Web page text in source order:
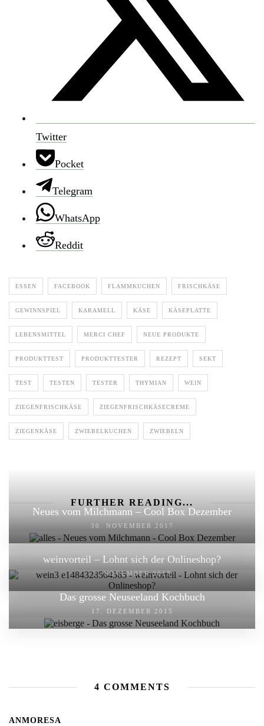
Twitter
Pocket
Telegram
WhatsApp
Reddit
ESSEN FACEBOOK FLAMMKUCHEN FRISCHKÄSE
GEWINNSPIEL KARAMELL KÄSE KÄSEPLATTE
LEBENSMITTEL MERCI CHEF NEUE PRODUKTE
PRODUKTTEST PRODUKTTESTER REZEPT SEKT
TEST TESTEN TESTER THYMIAN WEIN
ZIEGENFRISCHKÄSE ZIEGENFRISCHKÄSECREME
ZIEGENKÄSE ZWIEBELKUCHEN ZWIEBELN
FURTHER READING...
Neues vom Milchmann – Cool Box Dezember
30. NOVEMBER 2017
weinvorteil – Lohnt sich der Onlineshop?
1. NOVEMBER 2013
Das grosse Neuseeland Kochbuch
17. DEZEMBER 2015
4 COMMENTS
ANMORESA